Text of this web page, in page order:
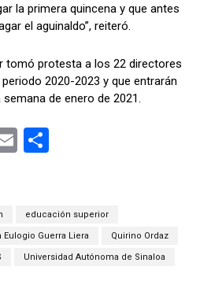
la primera quincena y que antes
el aguinaldo”, reiteró.
tomó protesta a los 22 directores
2020-2023 y que entrarán
de enero de 2021.
E
p
ar
tir
educación superior
Eulogio Guerra Liera Quirino Ordaz
Universidad Autónoma de Sinaloa